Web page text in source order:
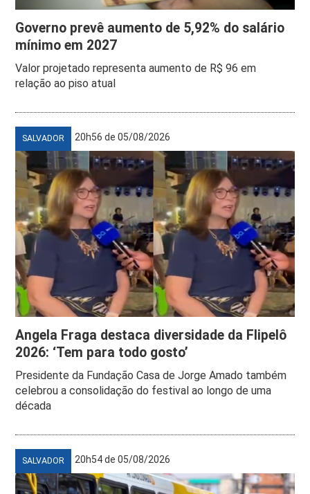
Governo prevê aumento de 5,92% do salário
mínimo em 2027
Valor projetado representa aumento de R$ 96 em
relação ao piso atual
SALVADOR 20h56 de 05/08/2026
Angela Fraga destaca diversidade da Flipelô
2026: ‘Tem para todo gosto’
Presidente da Fundação Casa de Jorge Amado também
celebrou a consolidação do festival ao longo de uma
década
SALVADOR 20h54 de 05/08/2026